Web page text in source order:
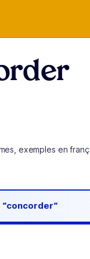
exemples en
“concorder“